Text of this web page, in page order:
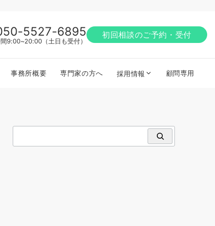
5527-6895
9:00~20:00（土日も受付）
初回相談のご予約・受付
事務所概要 専門家の方へ 採用情報 顧問専用